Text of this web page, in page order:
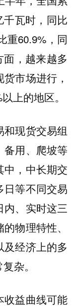
瓦时，同比
重60.9%，同
，越来越多
市场进行，
上的地区。
现货交易组
备用、爬坡等
中，中长期交
日等不同交易
内、实时这三
物理特性、
经济上的多
杂。
收益曲线可能